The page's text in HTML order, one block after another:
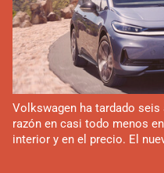
Volkswagen ha tardado
razón en casi todo menos
interior y en el precio. El